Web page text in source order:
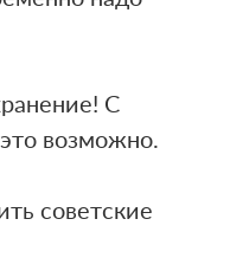
С
возможно.
советские